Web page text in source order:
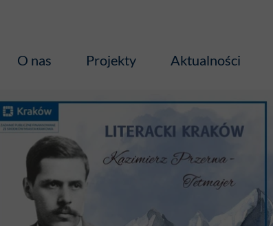
O nas
Projekty Aktualności